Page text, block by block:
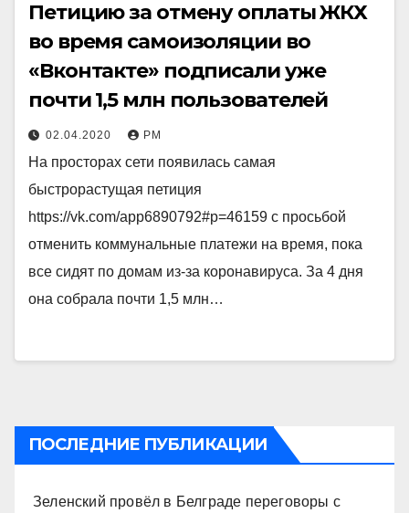
Петицию за отмену оплаты ЖКХ
во время самоизоляции во
«Вконтакте» подписали уже
почти 1,5 млн пользователей
02.04.2020 РМ
На просторах сети появилась самая
быстрорастущая петиция
https://vk.com/app6890792#p=46159 с просьбой
отменить коммунальные платежи на время, пока
все сидят по домам из-за коронавируса. За 4 дня
она собрала почти 1,5 млн…
ПОСЛЕДНИЕ ПУБЛИКАЦИИ
Зеленский провёл в Белграде переговоры с